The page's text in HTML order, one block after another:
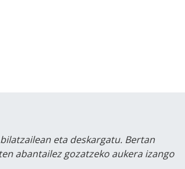
eta deskargatu. Bertan
abantailez gozatzeko aukera izango